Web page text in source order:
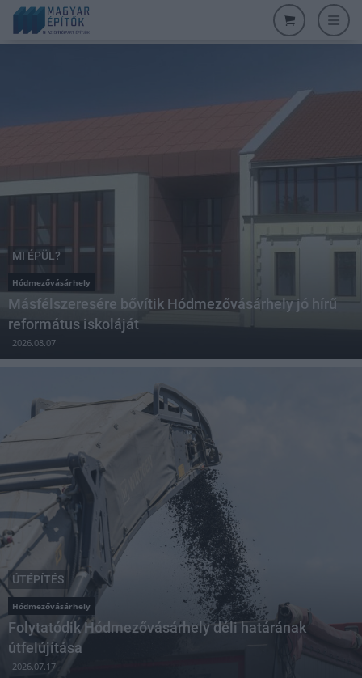
MI ÉPÜL?
Hódmezővásárhely
Másfélszeresére bővítik Hódmezővásárhely jó hírű
református iskoláját
2026.08.07
ÚTÉPÍTÉS
Hódmezővásárhely
Folytatódik Hódmezővásárhely déli határának
útfelújítása
2026.07.17